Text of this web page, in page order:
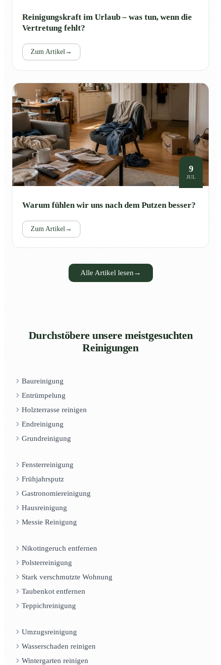
Reinigungskraft im Urlaub – was tun, wenn die
Vertretung fehlt?
Zum Artikel →
9
JUL
Warum fühlen wir uns nach dem Putzen besser?
Zum Artikel →
Alle Artikel lesen →
Durchstöbere unsere meistgesuchten
Reinigungen
Baureinigung
Entrümpelung
Holzterrasse reinigen
Endreinigung
Grundreinigung
Fensterreinigung
Frühjahrsputz
Gastronomiereinigung
Hausreinigung
Messie Reinigung
Nikotingeruch entfernen
Polsterreinigung
Stark verschmutzte Wohnung
Taubenkot entfernen
Teppichreinigung
Umzugsreinigung
Wasserschaden reinigen
Wintergarten reinigen